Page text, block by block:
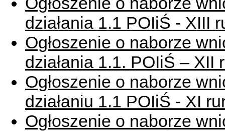
działania 1.1 POIiŚ - XIII
Ogłoszenie o naborze
działania 1.1. POIiŚ – XII
Ogłoszenie o naborze
działaniu 1.1 POIiŚ - XI
Ogłoszenie o naborze